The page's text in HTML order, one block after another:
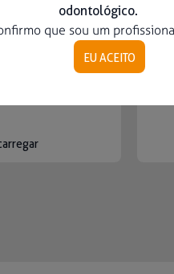
odontológico.
que sou um
EU ACEITO